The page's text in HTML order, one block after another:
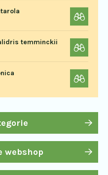
temminckii
webshop